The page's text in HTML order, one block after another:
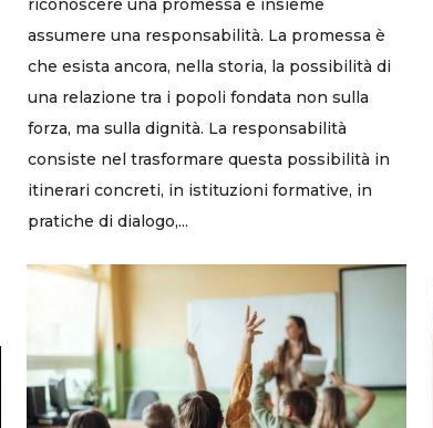
riconoscere una promessa e insieme
assumere una responsabilità. La promessa è
che esista ancora, nella storia, la possibilità di
una relazione tra i popoli fondata non sulla
forza, ma sulla dignità. La responsabilità
consiste nel trasformare questa possibilità in
itinerari concreti, in istituzioni formative, in
pratiche di dialogo,...